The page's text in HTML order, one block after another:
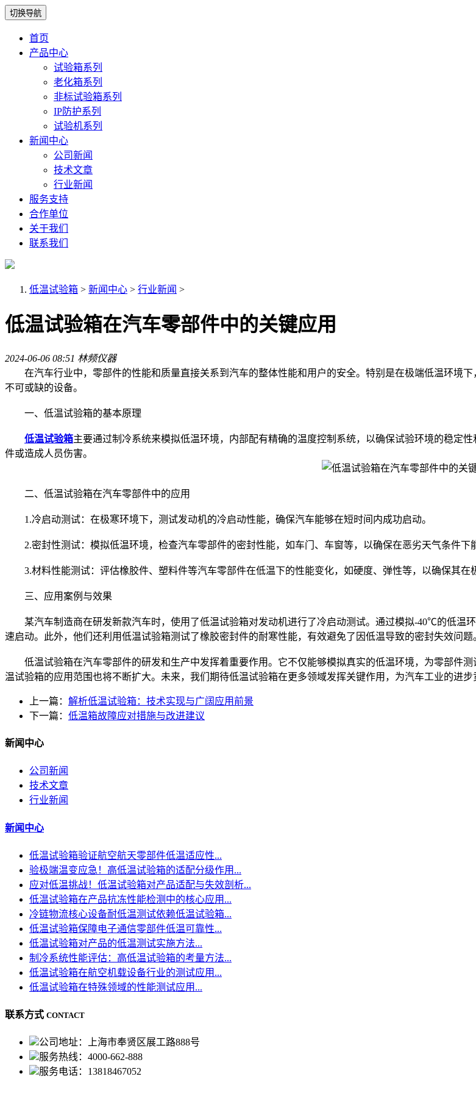
切换导航
首页
产品中心
试验箱系列
老化箱系列
非标试验箱系列
IP防护系列
试验机系列
新闻中心
公司新闻
技术文章
行业新闻
服务支持
合作单位
关于我们
联系我们
低温试验箱 > 新闻中心 > 行业新闻 >
低温试验箱在汽车零部件中的关键应用
2024-06-06 08:51 林频仪器
在汽车行业中，零部件的性能和质量直接关系到汽车的整体性能和用户的安全。特别是在极端低温环境
不可或缺的设备。
一、低温试验箱的基本原理
低温试验箱主要通过制冷系统来模拟低温环境，内部配有精确的温度控制系统，以确保试验环境的稳定
件或造成人员伤害。
二、低温试验箱在汽车零部件中的应用
1.冷启动测试：在极寒环境下，测试发动机的冷启动性能，确保汽车能够在短时间内成功启动。
2.密封性测试：模拟低温环境，检查汽车零部件的密封性能，如车门、车窗等，以确保在恶劣天气条件下
3.材料性能测试：评估橡胶件、塑料件等汽车零部件在低温下的性能变化，如硬度、弹性等，以确保其在
三、应用案例与效果
某汽车制造商在研发新款汽车时，使用了低温试验箱对发动机进行了冷启动测试。通过模拟-40℃的低温
速启动。此外，他们还利用低温试验箱测试了橡胶密封件的耐寒性能，有效避免了因低温导致的密封失效问题
低温试验箱在汽车零部件的研发和生产中发挥着重要作用。它不仅能够模拟真实的低温环境，为零部件
温试验箱的应用范围也将不断扩大。未来，我们期待低温试验箱在更多领域发挥关键作用，为汽车工业的进步
上一篇： 解析低温试验箱：技术实现与广阔应用前景
下一篇： 低温箱故障应对措施与改进建议
新闻中心
公司新闻
技术文章
行业新闻
新闻中心
低温试验箱验证航空航天零部件低温适应性...
验极端温变应急！高低温试验箱的适配分级作用...
应对低温挑战！低温试验箱对产品适配与失效剖析...
低温试验箱在产品抗冻性能检测中的核心应用...
冷链物流核心设备耐低温测试依赖低温试验箱...
低温试验箱保障电子通信零部件低温可靠性...
低温试验箱对产品的低温测试实施方法...
制冷系统性能评估：高低温试验箱的考量方法...
低温试验箱在航空机载设备行业的测试应用...
低温试验箱在特殊领域的性能测试应用...
联系方式 CONTACT
公司地址：上海市奉贤区展工路888号
服务热线：4000-662-888
服务电话：13818467052